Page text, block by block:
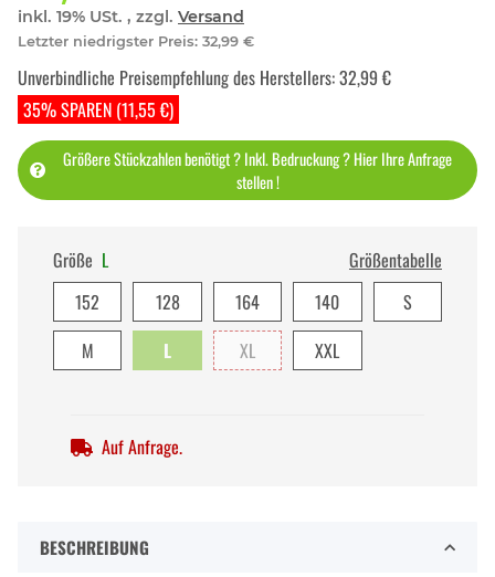
inkl. 19% USt. , zzgl. Versand
Letzter niedrigster Preis: 32,99 €
35% SPAREN (11,55 €)
Unverbindliche Preisempfehlung des Herstellers:32,99 €
Größere Stückzahlen benötigt ? Inkl. Bedruckung ? Hier Ihre Anfrage
stellen !
Größe L
Größentabelle
152
128 164 140
S
M
L XL XXL
Auf Anfrage.
BESCHREIBUNG